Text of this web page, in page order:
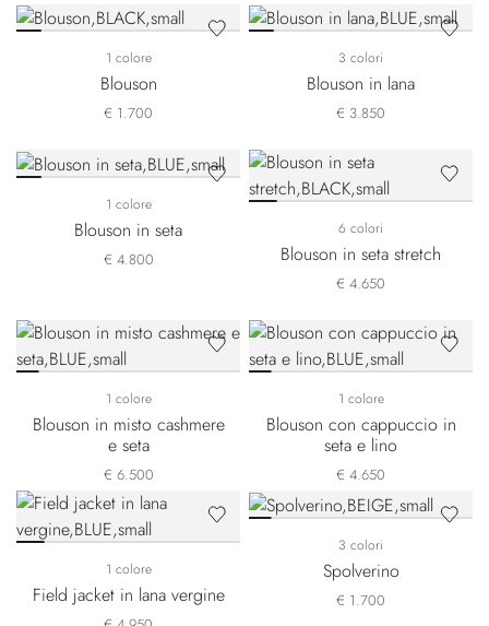
1 colore
Blouson
€ 1.700
3 colori
Blouson in lana
€ 3.850
1 colore
Blouson in seta
€ 4.800
6 colori
Blouson in seta stretch
€ 4.650
1 colore
Blouson in misto cashmere
e seta
€ 6.500
1 colore
Blouson con cappuccio in
seta e lino
€ 4.650
1 colore
Field jacket in lana vergine
3 colori
Spolverino
€ 1.700